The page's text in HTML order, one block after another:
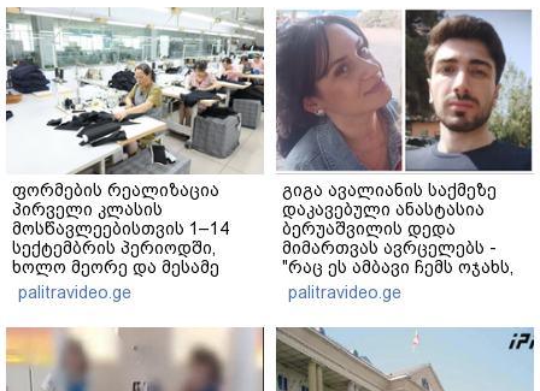
ფორმების რეალიზაცია
პირველი კლასის
მოსწავლეებისთვის 1–14
სექტემბრის პერიოდში,
ხოლო მეორე და მესამე
ეტაპებზე...
palitravideo.ge
გიგა ავალიანის საქმეზე
დაკავებული ანასტასია
ბერუაშვილის დედა
მიმართვას ავრცელებს -
"რაც ეს ამბავი ჩემს ოჯახს,
ჩემს ანასტასიას გადახდა
თავს, მის მერე მე მე არ
ვარ"
palitravideo.ge